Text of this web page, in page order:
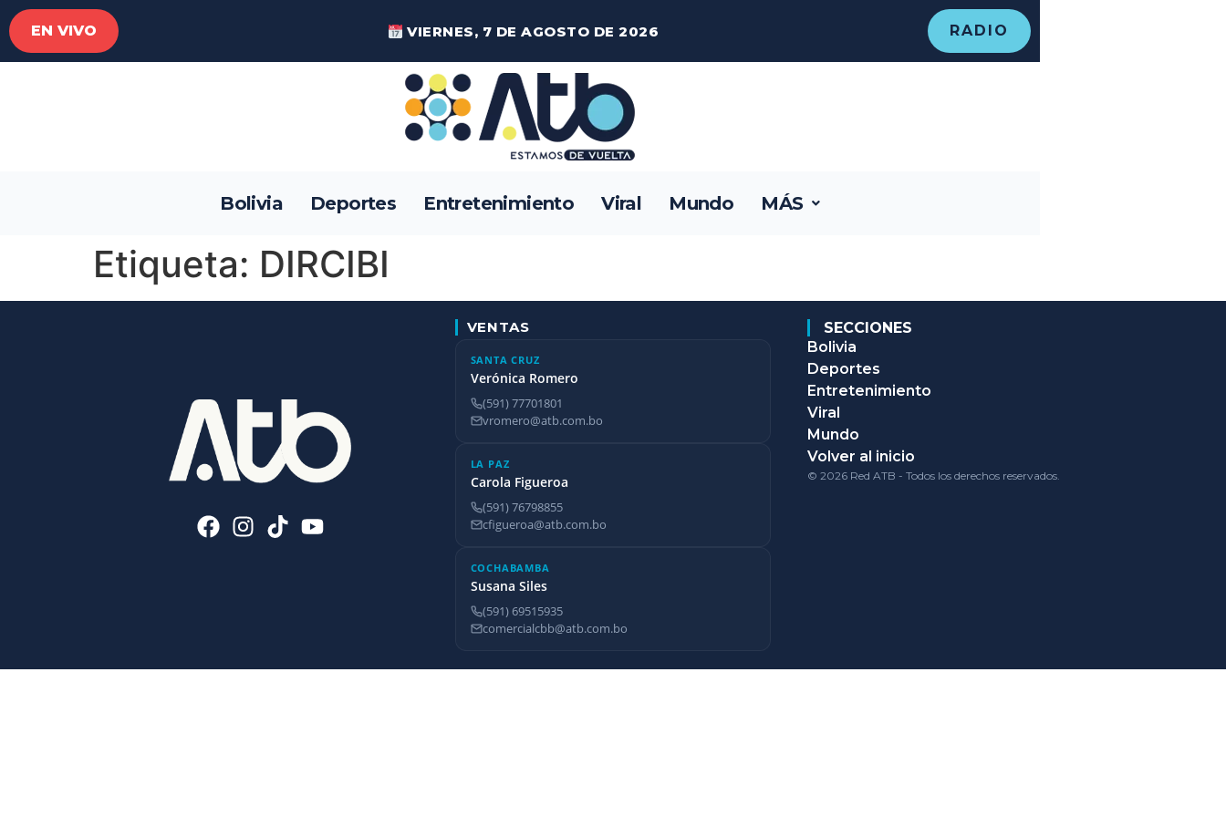
EN VIVO VIERNES, 7 DE AGOSTO DE 2026 RADIO
Bolivia Deportes Entretenimiento Viral Mundo MÁS
Etiqueta: DIRCIBI
VENTAS
SANTA CRUZ
Verónica Romero
(591) 77701801
vromero@atb.com.bo
LA PAZ
Carola Figueroa
(591) 76798855
cfigueroa@atb.com.bo
COCHABAMBA
Susana Siles
(591) 69515935
comercialcbb@atb.com.bo
SECCIONES
Bolivia
Deportes
Entretenimiento
Viral
Mundo
Volver al inicio
© 2026 Red ATB - Todos los derechos reservados.